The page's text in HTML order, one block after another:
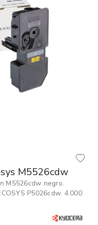
›
›
›
›
M5526cdw
M5526cdw negro.
P5026cdw. 4.000